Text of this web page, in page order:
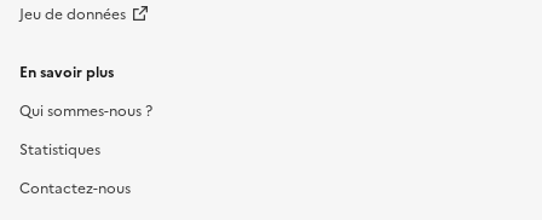
Jeu de données
En savoir plus
Qui sommes-nous ?
Statistiques
Contactez-nous